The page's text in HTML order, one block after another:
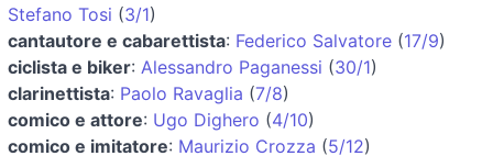
Stefano Tosi (3/1)
cantautore e cabarettista: Federico Salvatore (17/9)
ciclista e biker: Alessandro Paganessi (30/1)
clarinettista: Paolo Ravaglia (7/8)
comico e attore: Ugo Dighero (4/10)
comico e imitatore: Maurizio Crozza (5/12)